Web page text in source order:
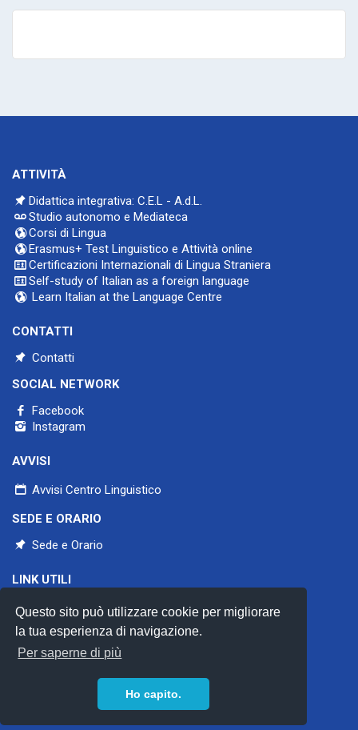
Questo sito può utilizzare cookie per migliorare
la tua esperienza di navigazione.
Per saperne di più
Ho capito.
ATTIVITÀ
Didattica integrativa: C.E.L - A.d.L.
Studio autonomo e Mediateca
Corsi di Lingua
Erasmus+ Test Linguistico e Attività online
Certificazioni Internazionali di Lingua Straniera
Self-study of Italian as a foreign language
Learn Italian at the Language Centre
CONTATTI
Contatti
SOCIAL NETWORK
Facebook
Instagram
AVVISI
Avvisi Centro Linguistico
SEDE E ORARIO
Sede e Orario
LINK UTILI
Aiclu
CercleS
Council of Europe
Privacy policy
Procedure d'acquisto